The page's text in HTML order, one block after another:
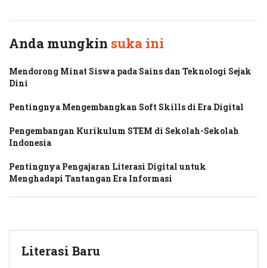
Anda mungkin suka ini
Mendorong Minat Siswa pada Sains dan Teknologi Sejak
Dini
Pentingnya Mengembangkan Soft Skills di Era Digital
Pengembangan Kurikulum STEM di Sekolah-Sekolah
Indonesia
Pentingnya Pengajaran Literasi Digital untuk
Menghadapi Tantangan Era Informasi
Literasi Baru